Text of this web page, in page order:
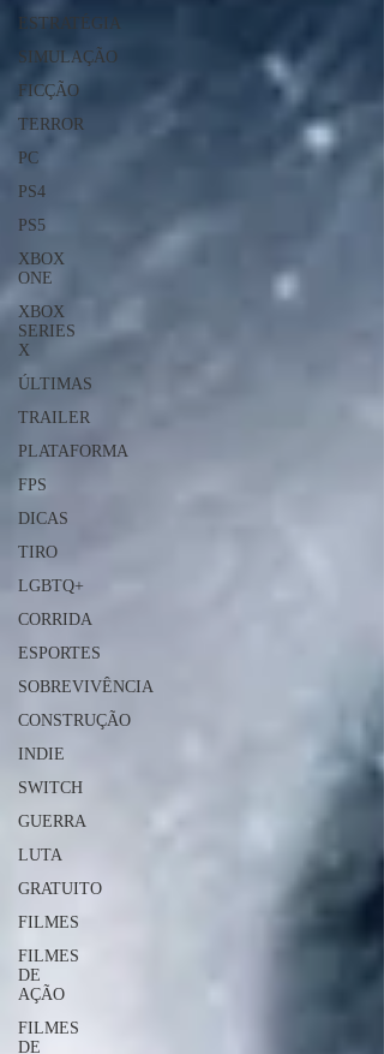
ESTRATÉGIA
SIMULAÇÃO
FICÇÃO
TERROR
PC
PS4
PS5
XBOX
ONE
XBOX
SERIES
X
ÚLTIMAS
TRAILER
PLATAFORMA
FPS
DICAS
TIRO
LGBTQ+
CORRIDA
ESPORTES
SOBREVIVÊNCIA
CONSTRUÇÃO
INDIE
SWITCH
GUERRA
LUTA
GRATUITO
FILMES
FILMES
DE
AÇÃO
FILMES
DE